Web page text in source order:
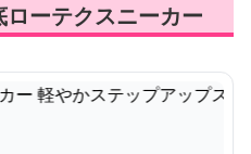
ーテクスニーカー